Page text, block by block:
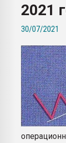
Всё, что касается
бутылок
ПЕРЕЙТИ
2021
30/07/2021